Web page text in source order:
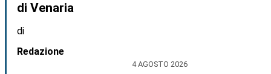
di Venaria
di
Redazione
4 AGOSTO 2026